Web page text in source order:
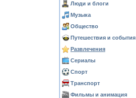
Люди и блоги
Музыка
Общество
Путешествия и события
Развлечения
Сериалы
Спорт
Транспорт
Фильмы и анимация